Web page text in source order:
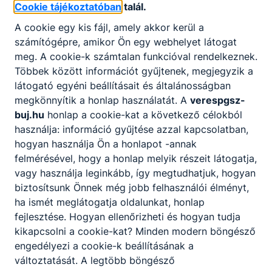
Megosztás
Cookie tájékoztatóban talál.
A cookie egy kis fájl, amely akkor kerül a
számítógépre, amikor Ön egy webhelyet látogat
meg. A cookie-k számtalan funkcióval rendelkeznek.
Többek között információt gyűjtenek, megjegyzik a
látogató egyéni beállításait és általánosságban
megkönnyítik a honlap használatát. A verespgsz-
buj.hu honlap a cookie-kat a következő célokból
használja: információ gyűjtése azzal kapcsolatban,
hogyan használja Ön a honlapot -annak
felmérésével, hogy a honlap melyik részeit látogatja,
vagy használja leginkább, így megtudhatjuk, hogyan
biztosítsunk Önnek még jobb felhasználói élményt,
ha ismét meglátogatja oldalunkat, honlap
fejlesztése. Hogyan ellenőrizheti és hogyan tudja
kikapcsolni a cookie-kat? Minden modern böngésző
engedélyezi a cookie-k beállításának a
változtatását. A legtöbb böngésző